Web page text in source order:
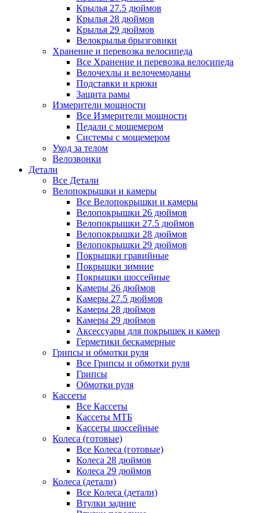
Крылья 27.5 дюймов
Крылья 28 дюймов
Крылья 29 дюймов
Велокрылья брызговики
Хранение и перевозка велосипеда
Все Хранение и перевозка велосипеда
Велочехлы и велочемоданы
Подставки и крюки
Защита рамы
Измерители мощности
Все Измерители мощности
Педали с мощемером
Системы с мощемером
Уход за телом
Велозвонки
Детали
Все Детали
Велопокрышки и камеры
Все Велопокрышки и камеры
Велопокрышки 26 дюймов
Велопокрышки 27.5 дюймов
Велопокрышки 28 дюймов
Велопокрышки 29 дюймов
Покрышки гравийные
Покрышки зимние
Покрышки шоссейные
Камеры 26 дюймов
Камеры 27.5 дюймов
Камеры 28 дюймов
Камеры 29 дюймов
Аксессуары для покрышек и камер
Герметики бескамерные
Грипсы и обмотки руля
Все Грипсы и обмотки руля
Грипсы
Обмотки руля
Кассеты
Все Кассеты
Кассеты МТБ
Кассеты шоссейные
Колеса (готовые)
Все Колеса (готовые)
Колеса 28 дюймов
Колеса 29 дюймов
Колеса (детали)
Все Колеса (детали)
Втулки задние